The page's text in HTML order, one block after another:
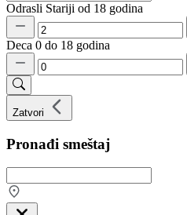
Odrasli Stariji od 18 godina
Deca 0 do 18 godina
Zatvori
Pronađi smeštaj